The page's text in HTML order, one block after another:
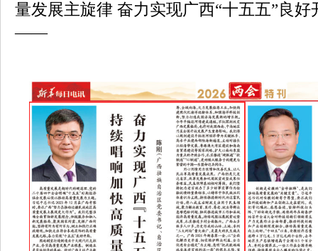
量发展主旋律 奋力实现广西“十五五”良
——